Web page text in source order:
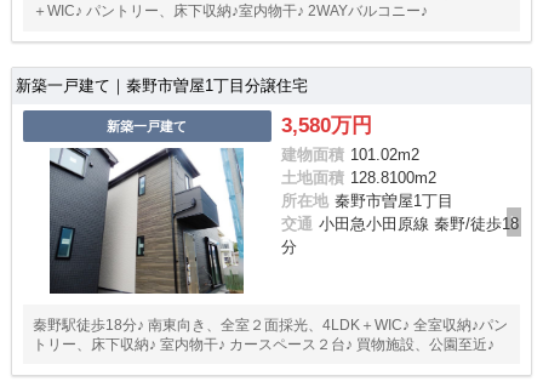
＋WIC♪ パントリー、床下収納♪室内物干♪ 2WAYバルコニー♪
新築一戸建て｜秦野市曽屋1丁目分譲住宅
新築一戸建て 3,580万円
建物面積 101.02m2
土地面積 128.8100m2
所在地 秦野市曽屋1丁目
交通 小田急小田原線 秦野/徒歩18
分
秦野駅徒歩18分♪ 南東向き、全室２面採光、4LDK＋WIC♪ 全室収納♪パン
トリー、床下収納♪ 室内物干♪ カースペース２台♪ 買物施設、公園至近♪